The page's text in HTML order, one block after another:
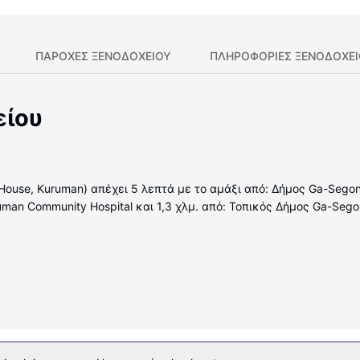
ΠΑΡΟΧΕΣ ΞΕΝΟΔΟΧΕΙΟΥ ΠΛΗΡΟΦΟΡΊΕΣ
Kuruman) απέχει 5 λεπτά με το αμάξι από: Δήμος Ga-
Community Hospital και 1,3 χλμ. από: Τοπικός Δήμος Ga-
μπανιέρες και ντουζιέρες διαθέτουν μπανιέρα και δωρεάν